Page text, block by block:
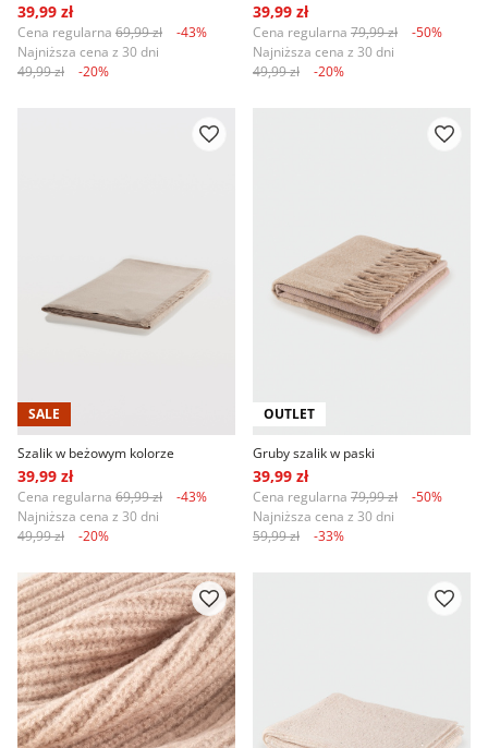
39,99 zł
Cena regularna 69,99 zł
-43%
Najniższa cena z 30 dni
49,99 zł
-20%
39,99 zł
Cena regularna 79,99 zł
-50%
Najniższa cena z 30 dni
49,99 zł
-20%
SALE
Szalik w beżowym kolorze
39,99 zł
Cena regularna 69,99 zł
-43%
Najniższa cena z 30 dni
49,99 zł
-20%
OUTLET
Gruby szalik w paski
39,99 zł
Cena regularna 79,99 zł
-50%
Najniższa cena z 30 dni
59,99 zł
-33%